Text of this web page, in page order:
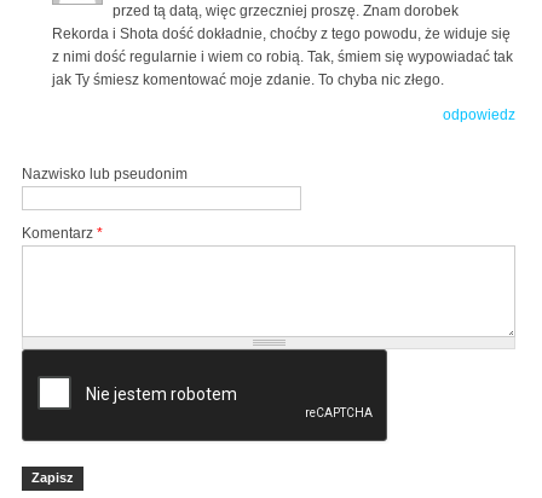
przed tą datą, więc grzeczniej proszę. Znam dorobek
Rekorda i Shota dość dokładnie, choćby z tego powodu, że widuje się
z nimi dość regularnie i wiem co robią. Tak, śmiem się wypowiadać tak
jak Ty śmiesz komentować moje zdanie. To chyba nic złego.
odpowiedz
Nazwisko lub pseudonim
Komentarz *